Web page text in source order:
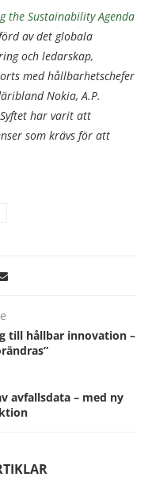
the Sustainability Agenda
av det globala
och ledarskap,
med hållbarhetschefer
Nokia, A.P.
har varit att
som krävs för att
till hållbar innovation –
avfallsdata – med ny